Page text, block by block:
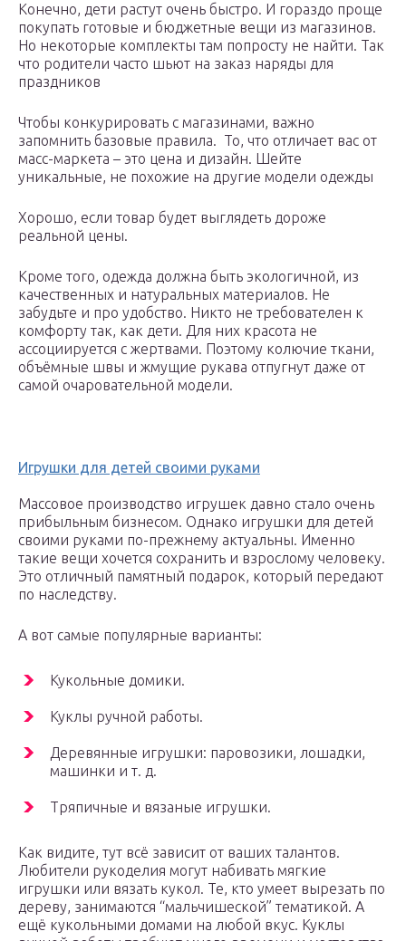
Конечно, дети растут очень быстро. И гораздо проще
покупать готовые и бюджетные вещи из магазинов.
Но некоторые комплекты там попросту не найти. Так
что родители часто шьют на заказ наряды для
праздников
Чтобы конкурировать с магазинами, важно
запомнить базовые правила. То, что отличает вас от
масс-маркета – это цена и дизайн. Шейте
уникальные, не похожие на другие модели одежды
Хорошо, если товар будет выглядеть дороже
реальной цены.
Кроме того, одежда должна быть экологичной, из
качественных и натуральных материалов. Не
забудьте и про удобство. Никто не требователен к
комфорту так, как дети. Для них красота не
ассоциируется с жертвами. Поэтому колючие ткани,
объёмные швы и жмущие рукава отпугнут даже от
самой очаровательной модели.
Игрушки для детей своими руками
Массовое производство игрушек давно стало очень
прибыльным бизнесом. Однако игрушки для детей
своими руками по-прежнему актуальны. Именно
такие вещи хочется сохранить и взрослому человеку.
Это отличный памятный подарок, который передают
по наследству.
А вот самые популярные варианты:
Кукольные домики.
Куклы ручной работы.
Деревянные игрушки: паровозики, лошадки,
машинки и т. д.
Тряпичные и вязаные игрушки.
Как видите, тут всё зависит от ваших талантов.
Любители рукоделия могут набивать мягкие
игрушки или вязать кукол. Те, кто умеет вырезать по
дереву, занимаются “мальчишеской” тематикой. А
ещё кукольными домами на любой вкус. Куклы